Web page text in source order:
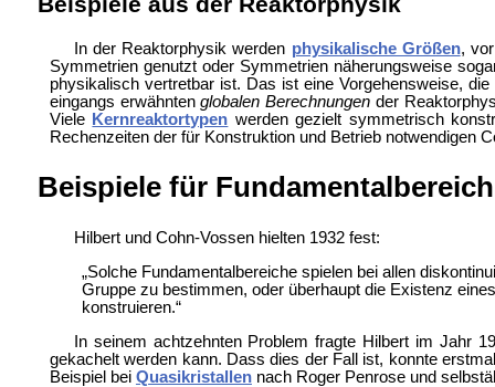
In der Reaktorphysik werden physikalische Größen,
Symmetrien genutzt oder Symmetrien näherungsweise
physikalisch vertretbar ist. Das ist eine Vorgehensweise,
eingangs erwähntenglobalen Berechnungen der
Viele Kernreaktortypen werden gezielt symmetrisch
Rechenzeiten der für Konstruktion und Betrieb notwendigen
Beispiele für
Hilbert und Cohn-Vossen hielten 1932 fest:
„Solche Fundamentalbereiche spielen bei allen
Gruppe zu bestimmen, oder überhaupt die Existenz
konstruieren.“
In seinem achtzehnten Problem fragte Hilbert im Jahr
gekachelt werden kann. Dass dies der Fall ist, konnte
Beispiel bei Quasikristallennach Roger Penrose und